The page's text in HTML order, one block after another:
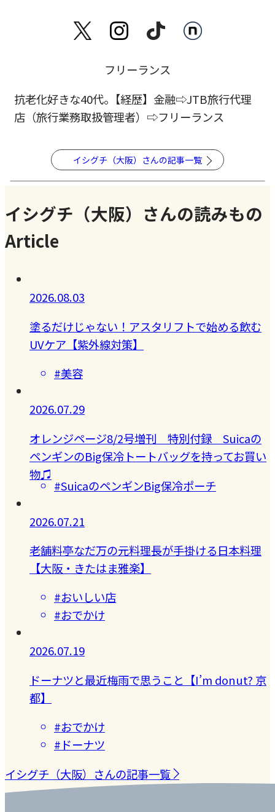
フリーランス
抗老化好きな40代｡【経歴】金融⇨JTB旅行代理
店（旅行業務取扱管理者）⇨フリーランス
イシグチ（大阪）さんの記事一覧
イシグチ（大阪）さんの読みもの
Article
2026.08.03
塗るだけじゃない！アスタリフトで始める飲む
UVケア【紫外線対策】
#美容
2026.07.29
オレンジページ8/2号増刊 特別付録 Suicaの
ペンギンのBig保冷トートバッグを持ってお買い
物♫
#SuicaのペンギンBig保冷ポーチ
2026.07.21
老舗料亭なだ万の元料理長が手掛ける日本料理
【大阪・きたはま雅楽】
#おいしい店
#おでかけ
2026.07.19
ドーナツと最近梅雨で思うこと【I’m donut? 京
都】
#おでかけ
#ドーナツ
イシグチ（大阪）さんの記事一覧